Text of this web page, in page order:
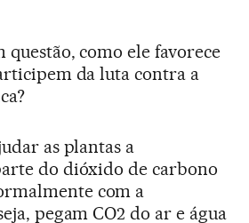
como ele favorece
da luta contra a
as plantas a
do dióxido de carbono
com a
pegam CO2 do ar e água